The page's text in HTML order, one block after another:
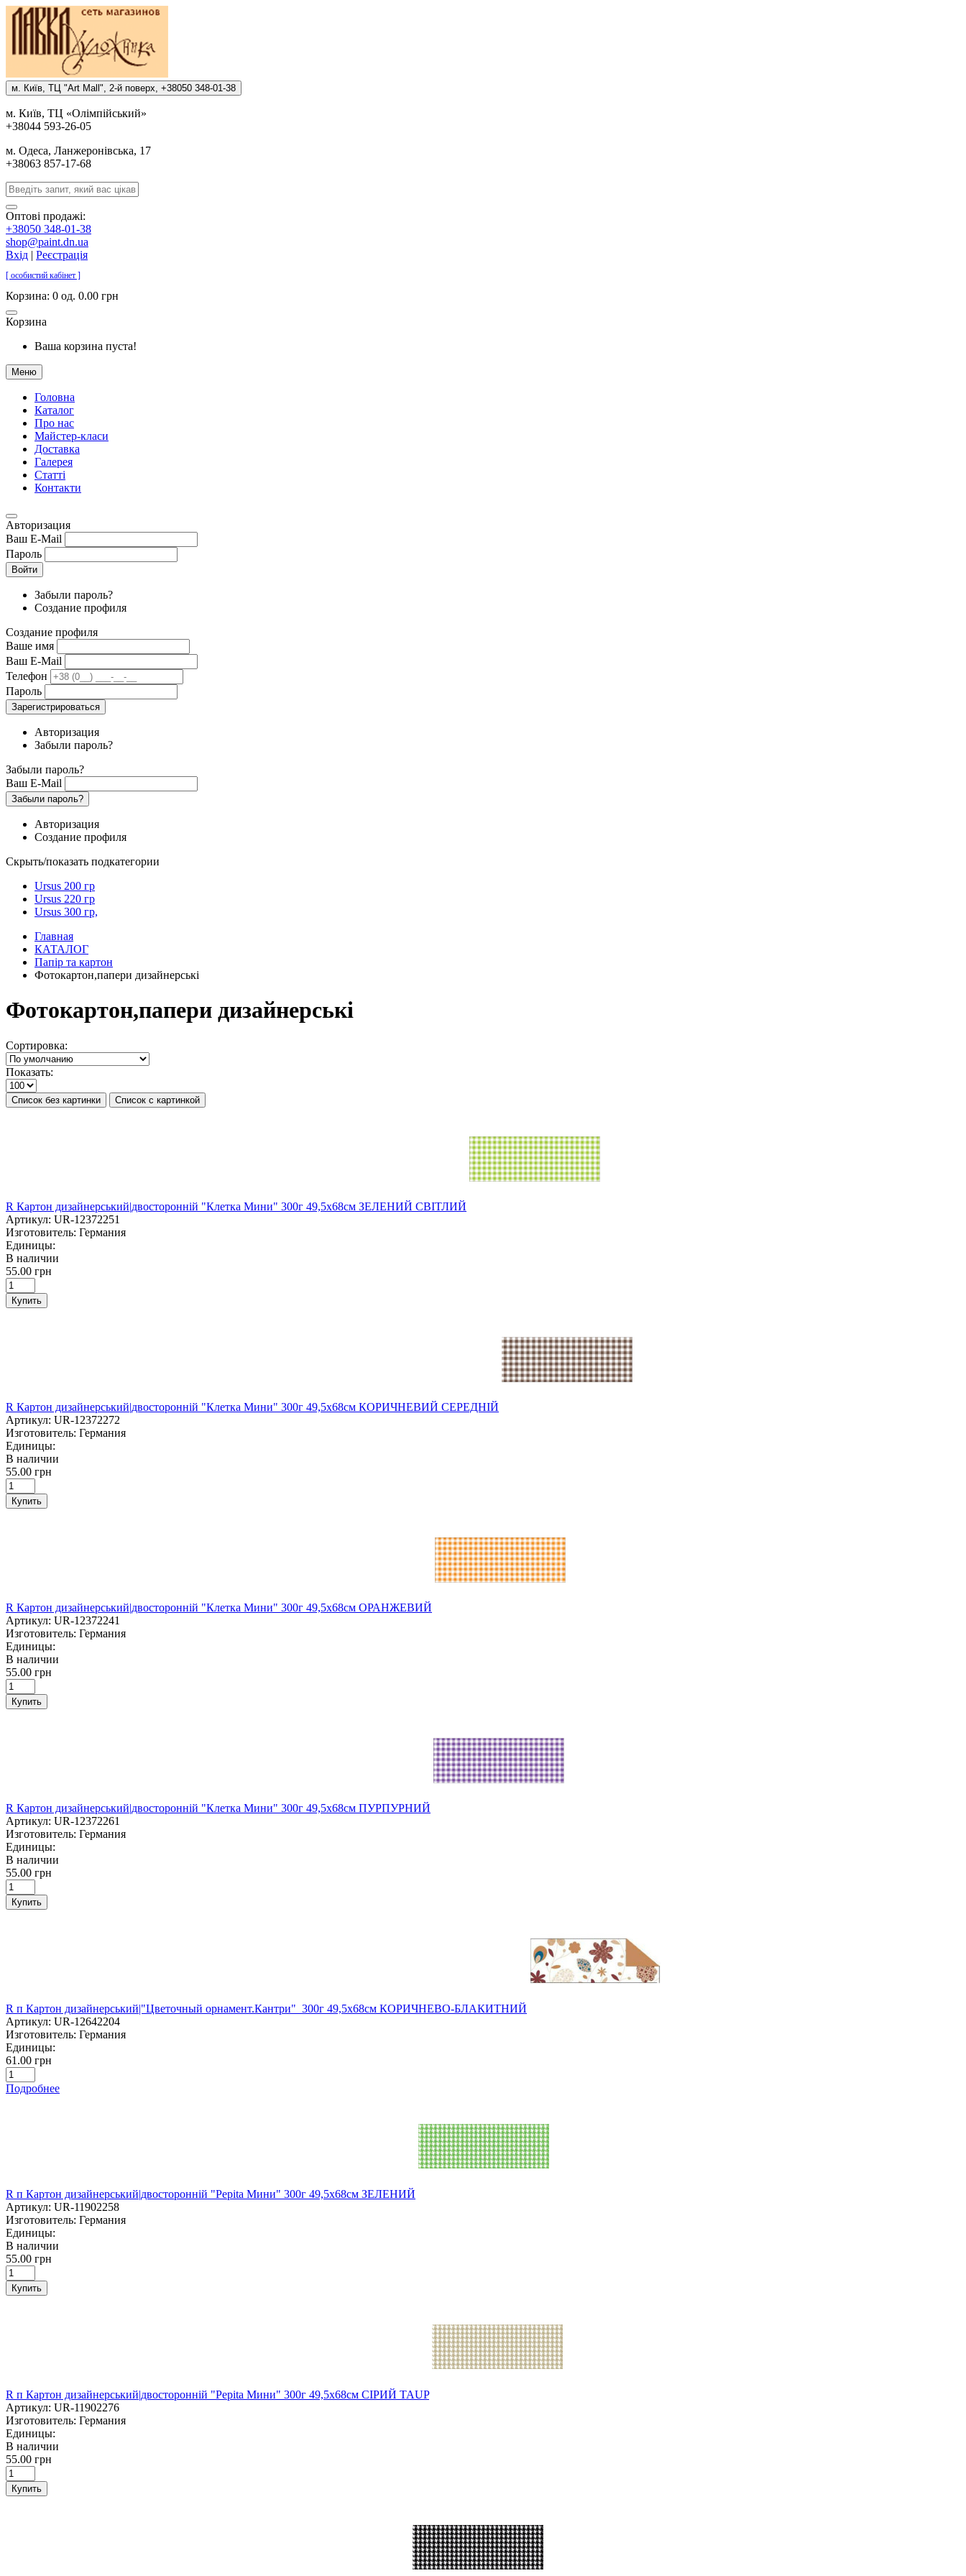
м. Киïв, ТЦ "Art Mall", 2-й поверх, +38050 348-01-38
м. Киïв, ТЦ «Олiмпiйський»
+38044 593-26-05
м. Одеса, Ланжеронiвська, 17
+38063 857-17-68
Оптові продажі:
+38050 348-01-38
shop@paint.dn.ua
Вхід | Реєстрація
[ особистий кабінет ]
Корзина: 0 од. 0.00 грн
Корзина
Ваша корзина пуста!
Меню
Головна
Каталог
Про нас
Майстер-класи
Доставка
Галерея
Статтi
Контакти
Авторизация
Ваш E-Mail
Пароль
Войти
Забыли пароль?
Создание профиля
Создание профиля
Ваше имя
Ваш E-Mail
Телефон
Пароль
Зарегистрироваться
Авторизация
Забыли пароль?
Забыли пароль?
Ваш E-Mail
Забыли пароль?
Авторизация
Создание профиля
Скрыть/показать подкатегории
Ursus 200 гр
Ursus 220 гр
Ursus 300 гр,
Главная
КАТАЛОГ
Папір та картон
Фотокартон,папери дизайнерські
Фотокартон,папери дизайнерські
Сортировка:
Показать:
Список без картинки Список с картинкой
R Картон дизайнерський|двосторонній "Клетка Мини" 300г 49,5х68см ЗЕЛЕНИЙ СВІТЛИЙ
Артикул: UR-12372251
Изготовитель: Германия
Единицы:
В наличии
55.00 грн
Купить
R Картон дизайнерський|двосторонній "Клетка Мини" 300г 49,5х68см КОРИЧНЕВИЙ СЕРЕДНІЙ
Артикул: UR-12372272
Изготовитель: Германия
Единицы:
В наличии
55.00 грн
Купить
R Картон дизайнерський|двосторонній "Клетка Мини" 300г 49,5х68см ОРАНЖЕВИЙ
Артикул: UR-12372241
Изготовитель: Германия
Единицы:
В наличии
55.00 грн
Купить
R Картон дизайнерський|двосторонній "Клетка Мини" 300г 49,5х68см ПУРПУРНИЙ
Артикул: UR-12372261
Изготовитель: Германия
Единицы:
В наличии
55.00 грн
Купить
R п Картон дизайнерський|"Цветочный орнамент.Кантри" 300г 49,5х68см КОРИЧНЕВО-БЛАКИТНИЙ
Артикул: UR-12642204
Изготовитель: Германия
Единицы:
61.00 грн
Подробнее
R п Картон дизайнерський|двосторонній "Pepita Мини" 300г 49,5х68см ЗЕЛЕНИЙ
Артикул: UR-11902258
Изготовитель: Германия
Единицы:
В наличии
55.00 грн
Купить
R п Картон дизайнерський|двосторонній "Pepita Мини" 300г 49,5х68см СІРИЙ TAUP
Артикул: UR-11902276
Изготовитель: Германия
Единицы:
В наличии
55.00 грн
Купить